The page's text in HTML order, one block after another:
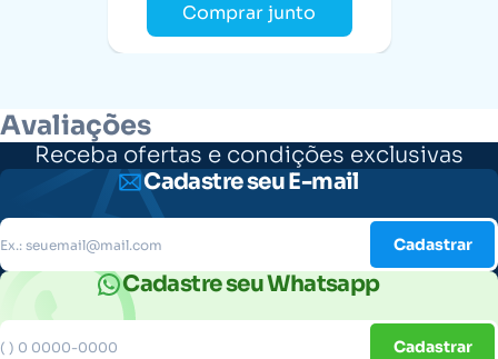
Comprar junto
Avaliações
Receba ofertas e condições exclusivas
Cadastre seu E-mail
Cadastrar
Cadastre seu Whatsapp
Cadastrar